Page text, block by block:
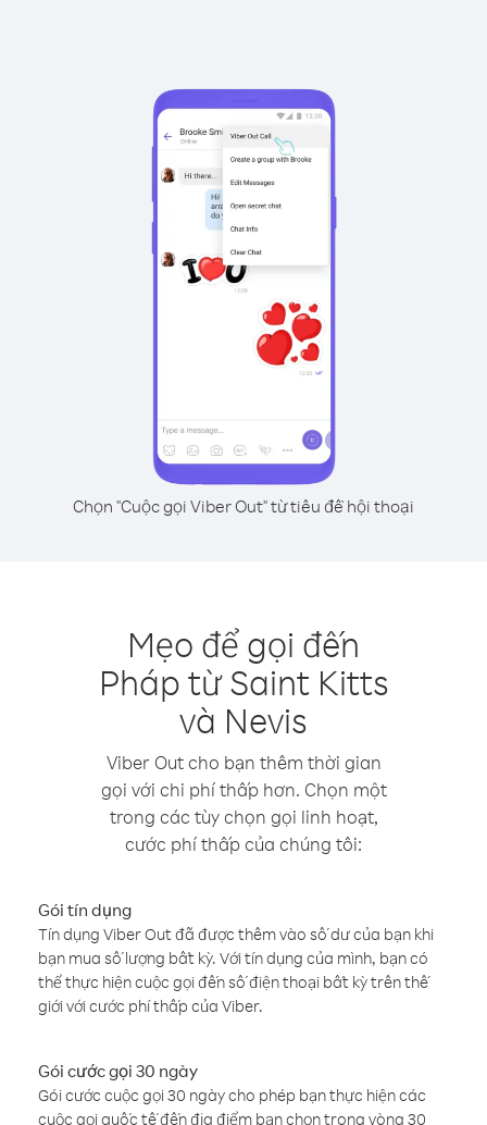
Chọn "Cuộc gọi Viber Out" từ tiêu đề hội thoại
Mẹo để gọi đến
Pháp từ Saint Kitts
và Nevis
Viber Out cho bạn thêm thời gian
gọi với chi phí thấp hơn. Chọn một
trong các tùy chọn gọi linh hoạt,
cước phí thấp của chúng tôi:
Gói tín dụng
Tín dụng Viber Out đã được thêm vào số dư của bạn khi
bạn mua số lượng bất kỳ. Với tín dụng của mình, bạn có
thể thực hiện cuộc gọi đến số điện thoại bất kỳ trên thế
giới với cước phí thấp của Viber.
Gói cước gọi 30 ngày
Gói cước cuộc gọi 30 ngày cho phép bạn thực hiện các
cuộc gọi quốc tế đến địa điểm bạn chọn trong vòng 30